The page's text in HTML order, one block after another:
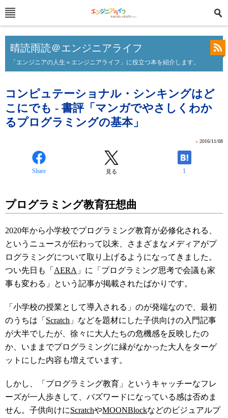
晴読雨読＠エンジニアライフ
「エンジニアの人生＝エンジニアライフ」に役立つ本を紹介します。
コンピュテーショナル・シンキングはど
こにでも - 書評「マンガでやさしくわか
るプログラミングの基本」
» 2016/11/08
Share 見る 1
プログラミング教育狂想曲
2020年から小学校でプログラミング教育が必修化される、
というニュースが伝わって以来、さまざまなメディアがプ
ログラミングについて取り上げるようになってきました。
つい先日も「 AERA 」に「プログラミング思考で会議も家
事も変わる」という記事が掲載されたばかりです。
「小学校の授業として導入される」のが発端なので、最初
のうちは「 Scratch 」などを題材にした子供向けの入門記事
が大半でしたが、徐々に大人たちの危機感を反映したの
か、いままでプログラミングに縁がなかった大人をターゲ
ットにした内容も増えています。
しかし、「プログラミング教育」というキャッチーなフレ
ーズが一人歩きして、バズワードになっている感は否めま
せん。子供向けにScratchやMOONBlockなどのビジュアルプ